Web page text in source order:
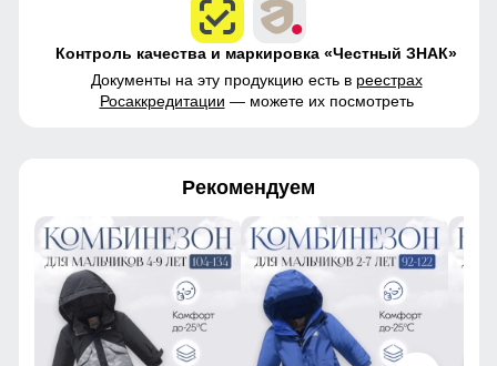
Контроль качества и маркировка «Честный ЗНАК»
Документы на эту продукцию есть в реестрах
Росаккредитации — можете их посмотреть
Рекомендуем